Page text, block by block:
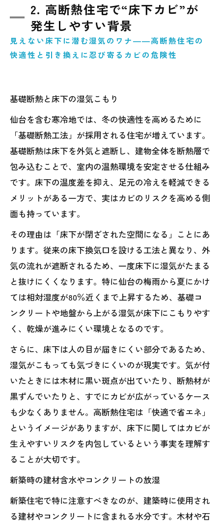
2. 高断熱住宅で“床下カビ”が
発生しやすい背景
見えない床下に潜む湿気のワナ――高断熱住宅の
快適性と引き換えに忍び寄るカビの危険性
基礎断熱と床下の湿気こもり
仙台を含む寒冷地では、冬の快適性を高めるために
「基礎断熱工法」が採用される住宅が増えています。
基礎断熱は床下を外気と遮断し、建物全体を断熱層で
包み込むことで、室内の温熱環境を安定させる仕組み
です。床下の温度差を抑え、足元の冷えを軽減できる
メリットがある一方で、実はカビのリスクを高める側
面も持っています。
その理由は「床下が閉ざされた空間になる」ことにあ
ります。従来の床下換気口を設ける工法と異なり、外
気の流れが遮断されるため、一度床下に湿気がたまる
と抜けにくくなります。特に仙台の梅雨から夏にかけ
ては相対湿度が80％近くまで上昇するため、基礎コ
ンクリートや地盤から上がる湿気が床下にこもりやす
く、乾燥が進みにくい環境となるのです。
さらに、床下は人の目が届きにくい部分であるため、
湿気がこもっても気づきにくいのが現実です。気が付
いたときには木材に黒い斑点が出ていたり、断熱材が
黒ずんでいたりと、すでにカビが広がっているケース
も少なくありません。高断熱住宅は「快適で省エネ」
というイメージがありますが、床下に関してはカビが
生えやすいリスクを内包しているという事実を理解す
ることが大切です。
新築時の建材含水やコンクリートの放湿
新築住宅で特に注意すべきなのが、建築時に使用され
る建材やコンクリートに含まれる水分です。木材や石